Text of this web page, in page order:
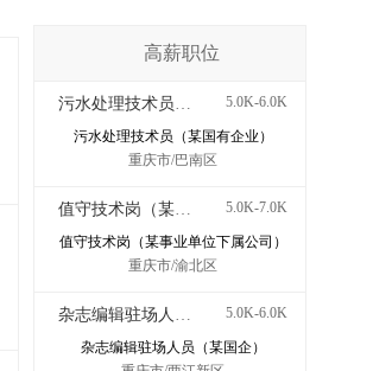
高薪职位
污水处理技术员（某国有企业） 5.0K-6.0K
污水处理技术员（某国有企业）
重庆市/巴南区
值守技术岗（某事业单位下属公司） 5.0K-7.0K
值守技术岗（某事业单位下属公司）
重庆市/渝北区
杂志编辑驻场人员（某国企） 5.0K-6.0K
杂志编辑驻场人员（某国企）